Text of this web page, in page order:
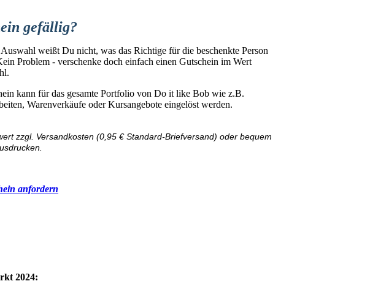
gefällig?
weißt Du nicht, was das Richtige für die beschenkte Person
Problem - verschenke doch einfach einen Gutschein im Wert
kann für das gesamte Portfolio von Do it like Bob wie z.B.
Warenverkäufe oder Kursangebote eingelöst werden.
zzgl. Versandkosten (0,95 € Standard-Briefversand) oder bequem
anfordern
2024: